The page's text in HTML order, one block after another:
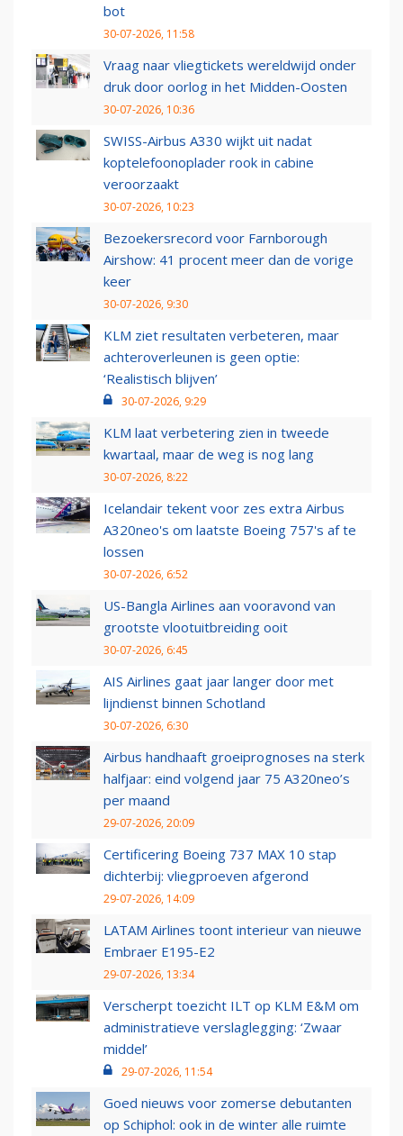
bot
30-07-2026, 11:58
Vraag naar vliegtickets wereldwijd onder
druk door oorlog in het Midden-Oosten
30-07-2026, 10:36
SWISS-Airbus A330 wijkt uit nadat
koptelefoonoplader rook in cabine
veroorzaakt
30-07-2026, 10:23
Bezoekersrecord voor Farnborough
Airshow: 41 procent meer dan de vorige
keer
30-07-2026, 9:30
KLM ziet resultaten verbeteren, maar
achteroverleunen is geen optie:
‘Realistisch blijven’
30-07-2026, 9:29
KLM laat verbetering zien in tweede
kwartaal, maar de weg is nog lang
30-07-2026, 8:22
Icelandair tekent voor zes extra Airbus
A320neo's om laatste Boeing 757's af te
lossen
30-07-2026, 6:52
US-Bangla Airlines aan vooravond van
grootste vlootuitbreiding ooit
30-07-2026, 6:45
AIS Airlines gaat jaar langer door met
lijndienst binnen Schotland
30-07-2026, 6:30
Airbus handhaaft groeiprognoses na sterk
halfjaar: eind volgend jaar 75 A320neo’s
per maand
29-07-2026, 20:09
Certificering Boeing 737 MAX 10 stap
dichterbij: vliegproeven afgerond
29-07-2026, 14:09
LATAM Airlines toont interieur van nieuwe
Embraer E195-E2
29-07-2026, 13:34
Verscherpt toezicht ILT op KLM E&M om
administratieve verslaglegging: ‘Zwaar
middel’
29-07-2026, 11:54
Goed nieuws voor zomerse debutanten
op Schiphol: ook in de winter alle ruimte